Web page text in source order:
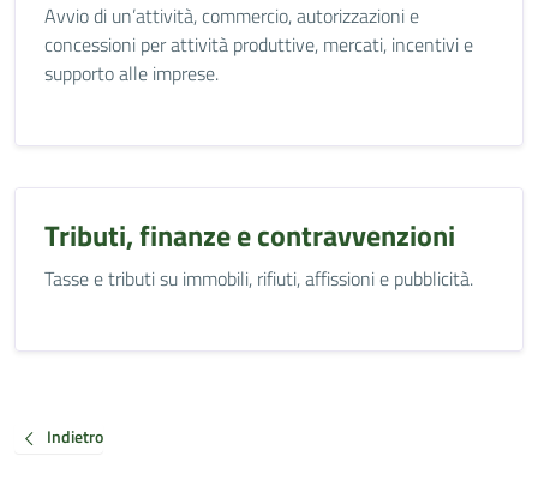
Avvio di un’attività, commercio, autorizzazioni e
concessioni per attività produttive, mercati, incentivi e
supporto alle imprese.
Tributi, finanze e contravvenzioni
Tasse e tributi su immobili, rifiuti, affissioni e pubblicità.
Indietro